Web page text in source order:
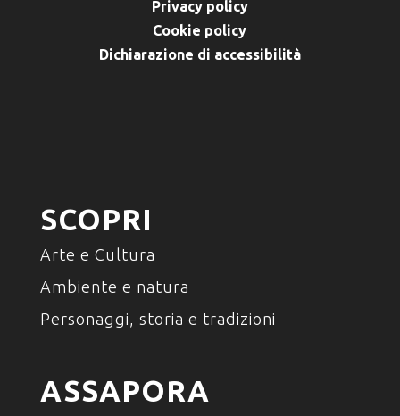
Privacy policy
Cookie policy
Dichiarazione di accessibilità
SCOPRI
Arte e Cultura
Ambiente e natura
Personaggi, storia e tradizioni
ASSAPORA